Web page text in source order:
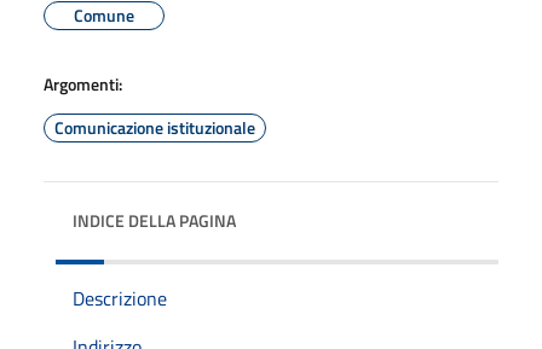
Comune
Argomenti:
Comunicazione istituzionale
INDICE DELLA PAGINA
Descrizione